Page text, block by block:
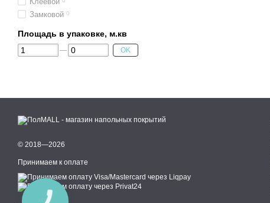
Замковой 0
Площадь в упаковке, м.кв
OK
© 2018—2026
Принимаем к оплате
КНОПКА